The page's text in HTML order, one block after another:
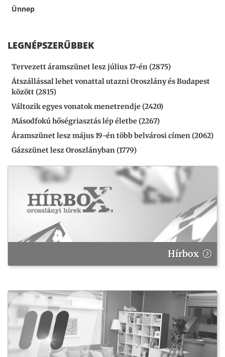
Ünnep
LEGNÉPSZERŰBBEK
Tervezett áramszünet lesz július 17-én (2875)
Átszállással lehet vonattal utazni Oroszlány és Budapest
között (2815)
Változik egyes vonatok menetrendje (2420)
Másodfokú hőségriasztás lép életbe (2267)
Áramszünet lesz május 19-én több belvárosi címen (2062)
Gázszünet lesz Oroszlányban (1779)
Hírbox